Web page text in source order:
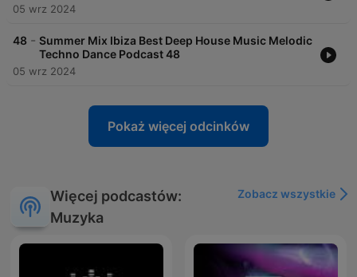
05 wrz 2024
48 - Summer Mix Ibiza Best Deep House Music Melodic
Techno Dance Podcast 48
05 wrz 2024
Pokaż więcej odcinków
Więcej podcastów:
Muzyka
Zobacz wszystkie